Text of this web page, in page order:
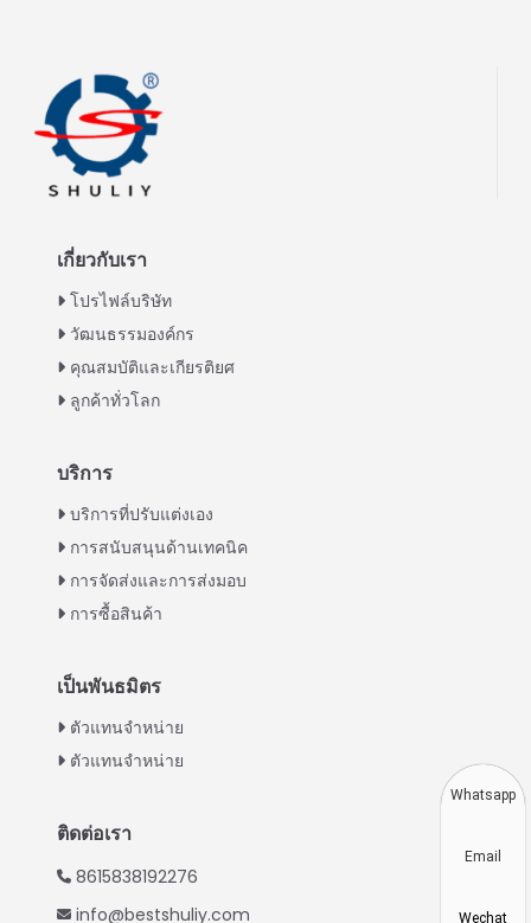
เกี่ยวกับเรา
โปรไฟล์บริษัท
วัฒนธรรมองค์กร
คุณสมบัติและเกียรติยศ
ลูกค้าทั่วโลก
บริการ
บริการที่ปรับแต่งเอง
การสนับสนุนด้านเทคนิค
การจัดส่งและการส่งมอบ
การซื้อสินค้า
เป็นพันธมิตร
ตัวแทนจำหน่าย
ตัวแทนจำหน่าย
ติดต่อเรา
8615838192276
info@bestshuliy.com
Korean
Urdu
Greek
Italian
Whatsapp
Email
Wechat